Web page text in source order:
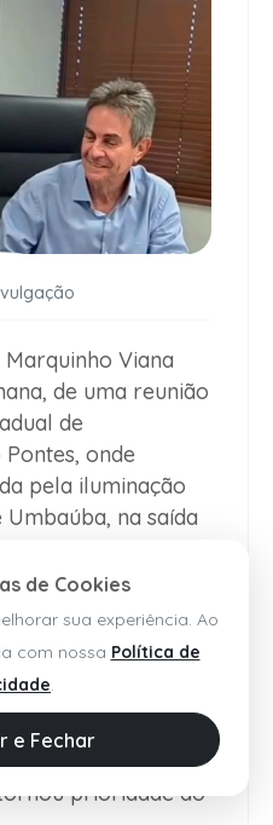
Viana
de uma reunião
de
onde
pela iluminação
na saída
da obra para
mobilidade e
moradores da
Viana, a
antiga
prioridade do
de Cookies
sua experiência. Ao
com nossa Política de
.
e Fechar